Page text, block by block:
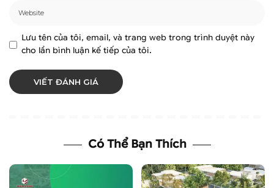
Lưu tên của tôi, email, và trang web trong trình duyệt này
cho lần bình luận kế tiếp của tôi.
Có Thể Bạn Thích